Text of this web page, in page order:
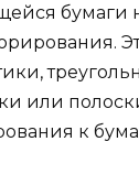
бумаги
или
к